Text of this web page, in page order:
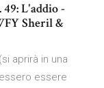
49: L'addio -
Sheril &
aprirà in una
essere